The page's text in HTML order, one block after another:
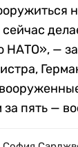
НАТО», —
пять —